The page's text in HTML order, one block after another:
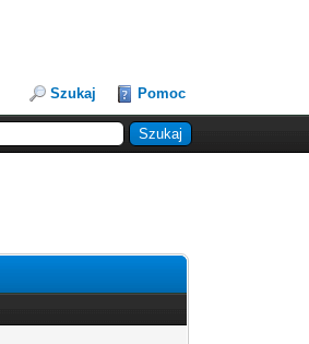
Szukaj Pomoc